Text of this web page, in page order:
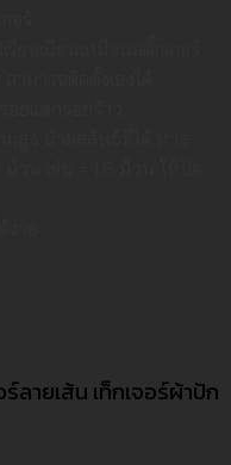
ลายเส้น เท็กเจอร์ผ้าปัก